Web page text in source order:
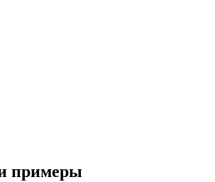
примеры